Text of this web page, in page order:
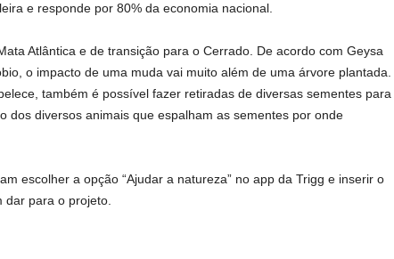
e responde por 80% da economia nacional.
Atlântica e de transição para o Cerrado. De acordo com Geysa
o impacto de uma muda vai muito além de uma árvore plantada.
também é possível fazer retiradas de diversas sementes para
dos diversos animais que espalham as sementes por onde
escolher a opção “Ajudar a natureza” no app da Trigg e inserir o
dar para o projeto.